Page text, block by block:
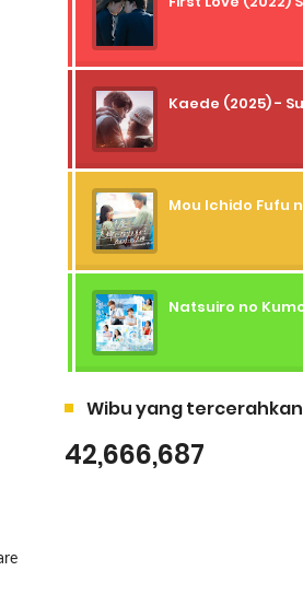
Wibu yang tercerahkan
42,666,687